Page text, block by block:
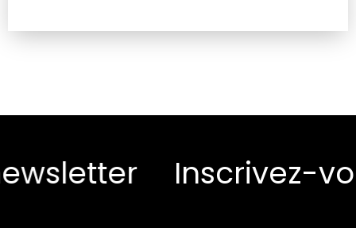
Inscrivez-